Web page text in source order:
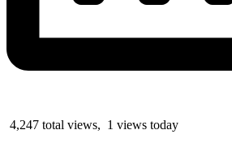
4,247 total views, 1 views today